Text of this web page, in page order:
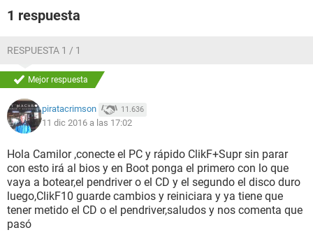
quedo como la foto que mande. Luego reinicie y empeoro
luego pase wind
1 respuesta
RESPUESTA 1 / 1
Mejor respuesta
piratacrimson 11.636
11 dic 2016 a las 17:02
Hola Camilor ,conecte el PC y rápido ClikF+Supr sin parar
con esto irá al bios y en Boot ponga el primero con lo que
vaya a botear,el pendriver o el CD y el segundo el disco duro
luego,ClikF10 guarde cambios y reiniciara y ya tiene que
tener metido el CD o el pendriver,saludos y nos comenta que
pasó